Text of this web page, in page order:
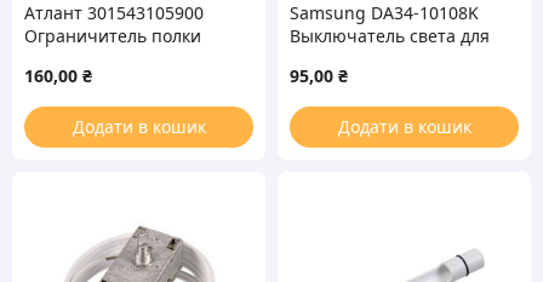
Атлант 301543105900
Ограничитель полки
холодильника
160,00 ₴
Додати в кошик
Samsung DA34-10108K
Выключатель света для
95,00 ₴
Додати в кошик